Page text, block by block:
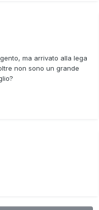
ma arrivato alla lega
non sono un grande